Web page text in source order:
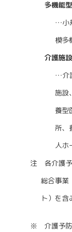
多機能
…小
模多
介護施
…介
施設
養型
所、
人ホ
注 各介護予
総合事業
ト）を含
※ 介護予防